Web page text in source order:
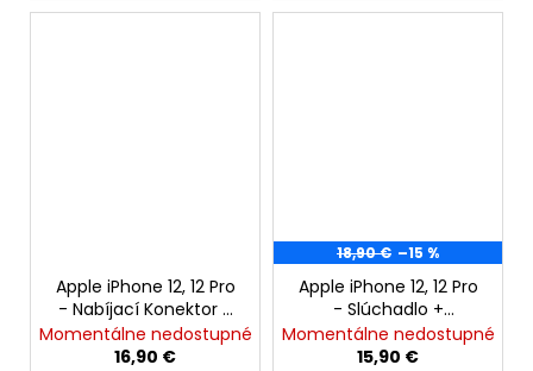
Apple iPhone 12, 12 Pro
- Nabíjací Konektor +
Mikrofón + IC + Flex
Kábel - Original Apple
Momentálne nedostupné
16,90 €
18,90 € –15 %
Apple iPhone 12, 12 Pro
- Slúchadlo +
Proximity Senzor + Flex
Kábel + Mikrofón -
Momentálne nedostupné
15,90 €